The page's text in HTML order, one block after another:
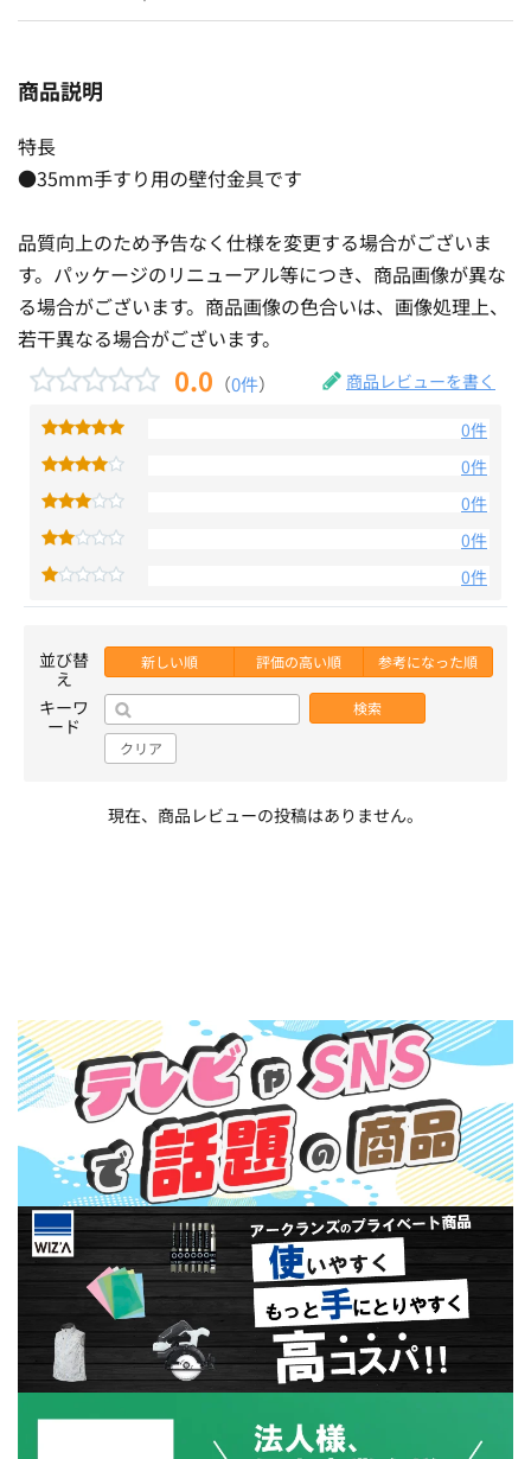
商品説明
特長
●35mm手すり用の壁付金具です
品質向上のため予告なく仕様を変更する場合がございま
す。パッケージのリニューアル等につき、商品画像が異な
る場合がございます。商品画像の色合いは、画像処理上、
若干異なる場合がございます。
0.0 （0件） 商品レビューを書く
0件
0件
0件
0件
0件
並び替
え
新しい順 評価の高い順 参考になった順
キーワ
ード
検索
クリア
現在、商品レビューの投稿はありません。